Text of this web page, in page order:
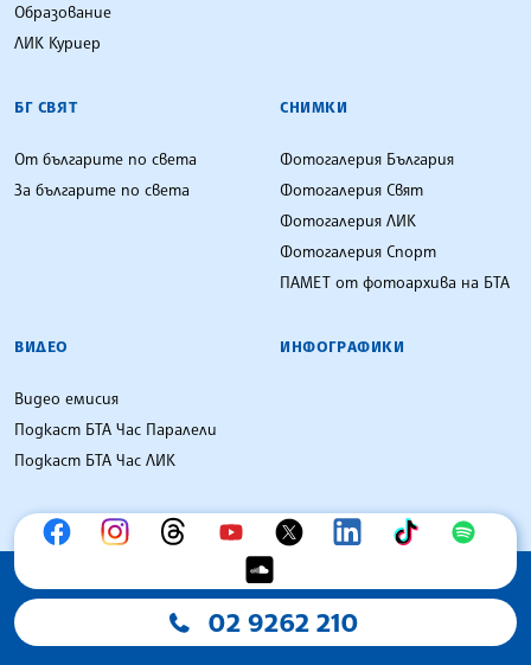
Образование
ЛИК Куриер
БГ СВЯТ
От българите по света
За българите по света
СНИМКИ
Фотогалерия България
Фотогалерия Свят
Фотогалерия ЛИК
Фотогалерия Спорт
ПАМЕТ от фотоархива на БТА
ВИДЕО
Видео емисия
Подкаст БТА Час Паралели
Подкаст БТА Час ЛИК
ИНФОГРАФИКИ
02 9262 210